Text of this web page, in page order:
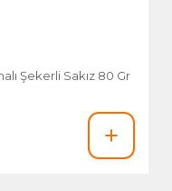
Şekerli Sakız 80 Gr